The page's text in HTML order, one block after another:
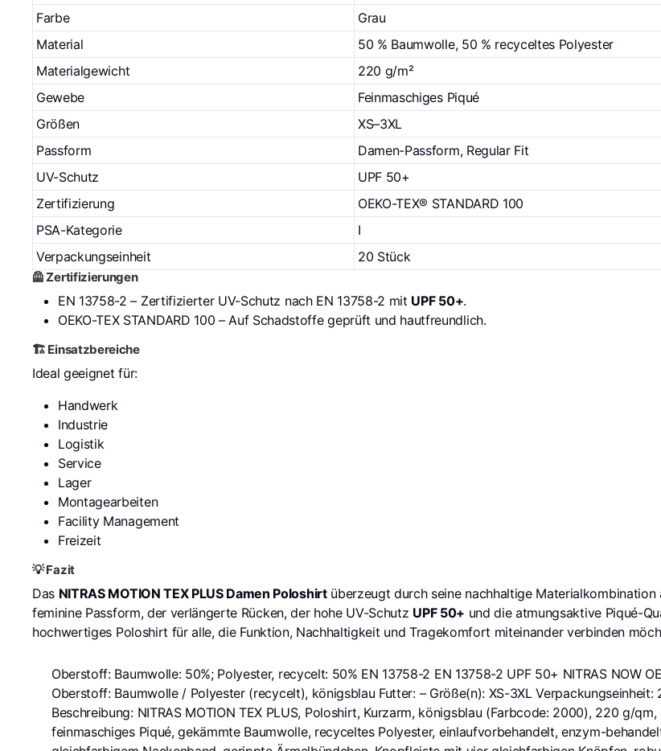
Farbe
Grau
Material
50 % Baumwolle, 50 % recyceltes Polyester
Materialgewicht
220 g/m²
Gewebe
Feinmaschiges Piqué
Größen
XS–3XL
Passform
Damen-Passform, Regular Fit
UV-Schutz
UPF 50+
Zertifizierung
OEKO-TEX® STANDARD 100
PSA-Kategorie
I
Verpackungseinheit
20 Stück
🦺 Zertifizierungen
EN 13758-2 – Zertifizierter UV-Schutz nach EN 13758-2 mit UPF 50+.
OEKO-TEX STANDARD 100 – Auf Schadstoffe geprüft und hautfreundlich.
🏗️ Einsatzbereiche
Ideal geeignet für:
Handwerk
Industrie
Logistik
Service
Lager
Montagearbeiten
Facility Management
Freizeit
💡 Fazit
Das NITRAS MOTION TEX PLUS Damen Poloshirtüberzeugt durch seine nachhaltige
feminine Passform, der verlängerte Rücken, der hohe UV-Schutz UPF 50+ und die atmungsaktive Piqué-
hochwertiges Poloshirt für alle, die Funktion, Nachhaltigkeit und Tragekomfort miteinander verbinden
Oberstoff: Baumwolle: 50%; Polyester, recycelt: 50% EN 13758-2 EN 13758-2 UPF 50+ NITRAS NOW
Oberstoff: Baumwolle / Polyester (recycelt), königsblau Futter: – Größe(n): XS-3XL Verpackungseinheit:
Beschreibung: NITRAS MOTION TEX PLUS, Poloshirt, Kurzarm, königsblau (Farbcode: 2000), 220 g/
feinmaschiges Piqué, gekämmte Baumwolle, recyceltes Polyester, einlaufvorbehandelt, enzym-